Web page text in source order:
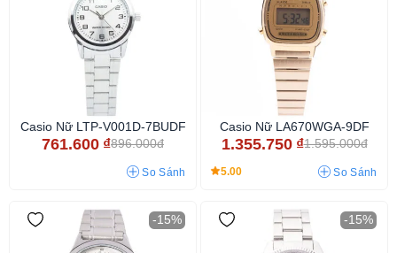
Casio Nữ LTP-V001D-7BUDF
761.600 ₫896.000đ
So Sánh
Casio Nữ LA670WGA-9DF
1.355.750 ₫1.595.000đ
5.00 So Sánh
-15% -15%